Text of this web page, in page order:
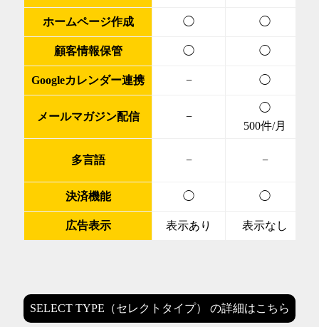
ホームページ作成 ◯ ◯
顧客情報保管 ◯ ◯
Googleカレンダー連携 − ◯
メールマガジン配信 −
◯
500件/月
多言語 − −
決済機能 ◯ ◯
広告表示 表示あり 表示なし
SELECT TYPE（セレクトタイプ） の詳細はこちら